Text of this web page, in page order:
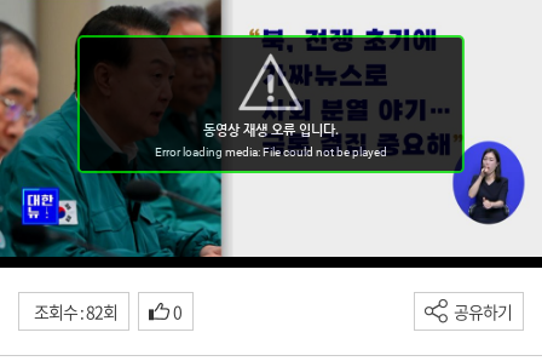
조회수 : 82회 0 공유하기